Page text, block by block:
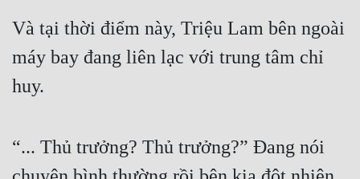
Xuyên Sách
Xuyên Thư
Đô Thị
Và tại thời điểm này, Triệu Lam bên ngoài
máy bay đang liên lạc với trung tâm chỉ
huy.
“... Thủ trưởng? Thủ trưởng?” Đang nói